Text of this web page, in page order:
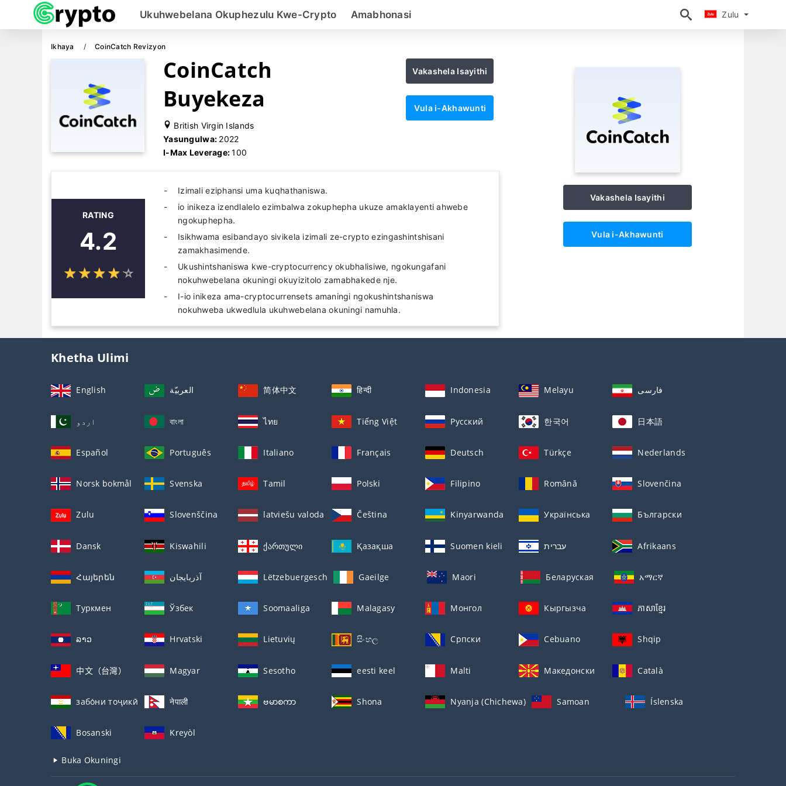
Ukuhwebelana Okuphezulu Kwe-Crypto Amabhonasi Zulu
Ikhaya CoinCatch Revizyon
CoinCatch
Buyekeza
British Virgin Islands
Yasungulwa: 2022
I-Max Leverage:100
Vakashela Isayithi
Vula i-Akhawunti
RATING
4.2
☆☆☆☆☆
★★★★★
Izimali eziphansi uma kuqhathaniswa.
io inikeza izendlalelo ezimbalwa zokuphepha ukuze amaklayenti ahwebe
ngokuphepha.
Isikhwama esibandayo sivikela izimali ze-crypto ezingashintshisani
zamakhasimende.
Ukushintshaniswa kwe-cryptocurrency okubhalisiwe, ngokungafani
nokuhwebelana okuningi okuyizitolo zamabhakede nje.
I-io inikeza ama-cryptocurrensets amaningi ngokushintshaniswa
nokuhweba ukwedlula ukuhwebelana okuningi namuhla.
Vakashela Isayithi
Vula i-Akhawunti
Khetha Ulimi
English العربيّة 简体中文 हिन्दी Indonesia Melayu فارسی
اردو বাংলা ไทย Tiếng Việt Русский 한국어 日本語
Español Português Italiano Français Deutsch Türkçe Nederlands
Norsk bokmål Svenska Tamil Polski Filipino Română Slovenčina
Zulu Slovenščina latviešu valoda Čeština Kinyarwanda Українська Български
Dansk Kiswahili ქართული Қазақша Suomen kieli עברית Afrikaans
Հայերեն آذربايجان Lëtzebuergesch Gaeilge Maori Беларуская አማርኛ
Туркмен Ўзбек Soomaaliga Malagasy Монгол Кыргызча ភាសាខ្មែរ
ລາວ Hrvatski Lietuvių සිංහල Српски Cebuano Shqip
中文（台灣） Magyar Sesotho eesti keel Malti Македонски Català
забо́ни тоҷикӣ́ नेपाली ဗမာစကာ Shona Nyanja (Chichewa) Samoan Íslenska
Bosanski Kreyòl
Buka Okuningi